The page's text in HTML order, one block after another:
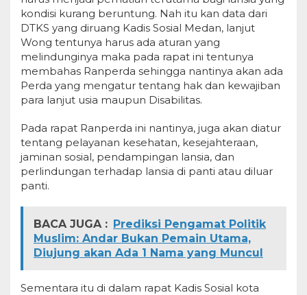
kondisi kurang beruntung. Nah itu kan data dari
DTKS yang diruang Kadis Sosial Medan, lanjut
Wong tentunya harus ada aturan yang
melindunginya maka pada rapat ini tentunya
membahas Ranperda sehingga nantinya akan ada
Perda yang mengatur tentang hak dan kewajiban
para lanjut usia maupun Disabilitas.
Pada rapat Ranperda ini nantinya, juga akan diatur
tentang pelayanan kesehatan, kesejahteraan,
jaminan sosial, pendampingan lansia, dan
perlindungan terhadap lansia di panti atau diluar
panti.
BACA JUGA : Prediksi Pengamat Politik
Muslim: Andar Bukan Pemain Utama,
Diujung akan Ada 1 Nama yang Muncul
Sementara itu di dalam rapat Kadis Sosial kota